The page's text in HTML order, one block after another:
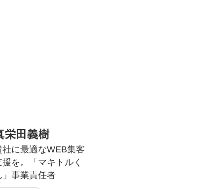
栄田義樹
社に最適なWEB集客
援を。「マキトルく
」事業責任者